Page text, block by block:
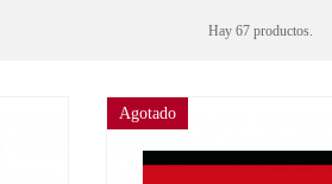
Hay 67 productos.
Agotado